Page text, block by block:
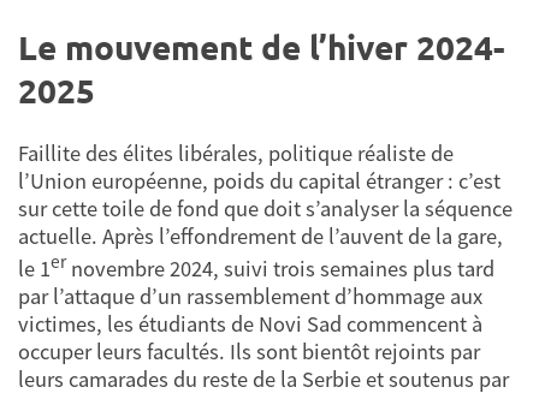
Le mouvement de l’hiver 2024-
2025
Faillite des élites libérales, politique réaliste de
l’Union européenne, poids du capital étranger : c’est
sur cette toile de fond que doit s’analyser la séquence
actuelle. Après l’effondrement de l’auvent de la gare,
le 1ernovembre 2024, suivi trois semaines plus tard
par l’attaque d’un rassemblement d’hommage aux
victimes, les étudiants de Novi Sad commencent à
occuper leurs facultés. Ils sont bientôt rejoints par
leurs camarades du reste de la Serbie et soutenus par